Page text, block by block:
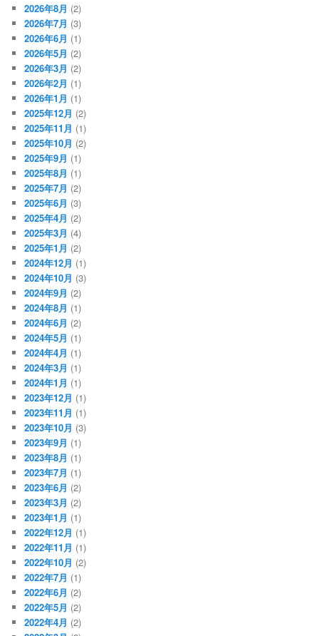
2026年8月 (2)
2026年7月 (3)
2026年6月 (1)
2026年5月 (2)
2026年3月 (2)
2026年2月 (1)
2026年1月 (1)
2025年12月 (2)
2025年11月 (1)
2025年10月 (2)
2025年9月 (1)
2025年8月 (1)
2025年7月 (2)
2025年6月 (3)
2025年4月 (2)
2025年3月 (4)
2025年1月 (2)
2024年12月 (1)
2024年10月 (3)
2024年9月 (2)
2024年8月 (1)
2024年6月 (2)
2024年5月 (1)
2024年4月 (1)
2024年3月 (1)
2024年1月 (1)
2023年12月 (1)
2023年11月 (1)
2023年10月 (3)
2023年9月 (1)
2023年8月 (1)
2023年7月 (1)
2023年6月 (2)
2023年3月 (2)
2023年1月 (1)
2022年12月 (1)
2022年11月 (1)
2022年10月 (2)
2022年7月 (1)
2022年6月 (2)
2022年5月 (2)
2022年4月 (2)